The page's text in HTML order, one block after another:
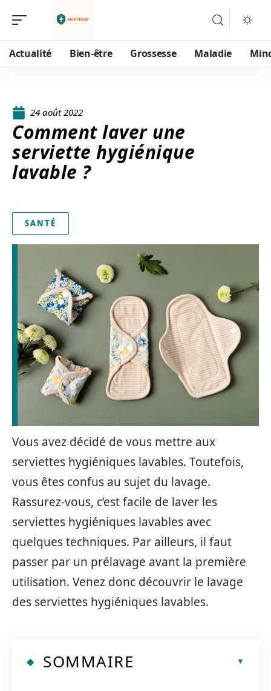
Actualité Bien-être Grossesse Maladie
24 août 2022
Comment laver une
serviette hygiénique
lavable ?
SANTÉ
Vous avez décidé de vous mettre aux
serviettes hygiéniques lavables. Toutefois,
vous êtes confus au sujet du lavage.
Rassurez-vous, c’est facile de laver les
serviettes hygiéniques lavables avec
quelques techniques. Par ailleurs, il faut
passer par un prélavage avant la première
utilisation. Venez donc découvrir le lavage
des serviettes hygiéniques lavables.
SOMMAIRE